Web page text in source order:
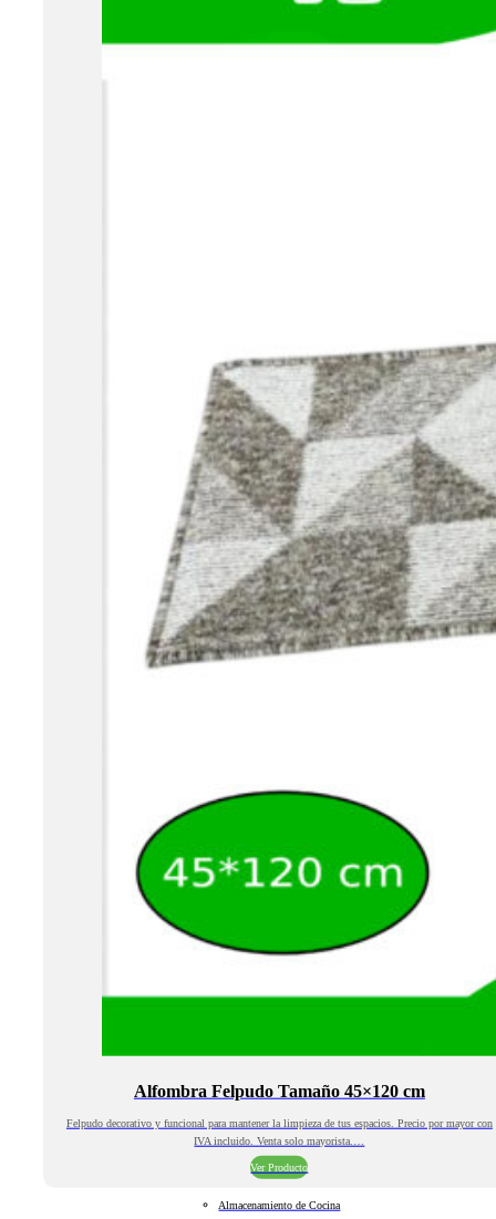
Alfombra Felpudo Tamaño 45×120 cm
Felpudo decorativo y funcional para mantener la limpieza de tus espacios. Precio por mayor con
IVA incluido. Venta solo mayorista.…
Ver Producto
Almacenamiento de Cocina